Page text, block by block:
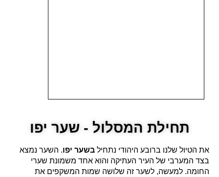
תחילת המסלול - שער יפו
את הטיול שלנו ברובע היהודי נתחיל בשער יפו. השער נמצא
בצד המערבי של העיר העתיקה והוא אחד משמונת שערי
החומה. למעשה, לשער זה שלושה שמות המשקפים את